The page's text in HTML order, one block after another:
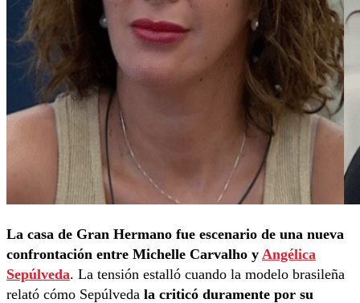
La casa de Gran Hermano fue escenario de una nueva
confrontación entre Michelle Carvalho y Angélica
Sepúlveda. La tensión estalló cuando la modelo brasileña
relató cómo Sepúlveda la criticó duramente por su